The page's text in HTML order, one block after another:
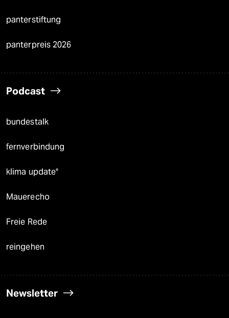
panterstiftung
panterpreis 2026
Podcast
bundestalk
fernverbindung
klima update°
Mauerecho
Freie Rede
reingehen
Newsletter